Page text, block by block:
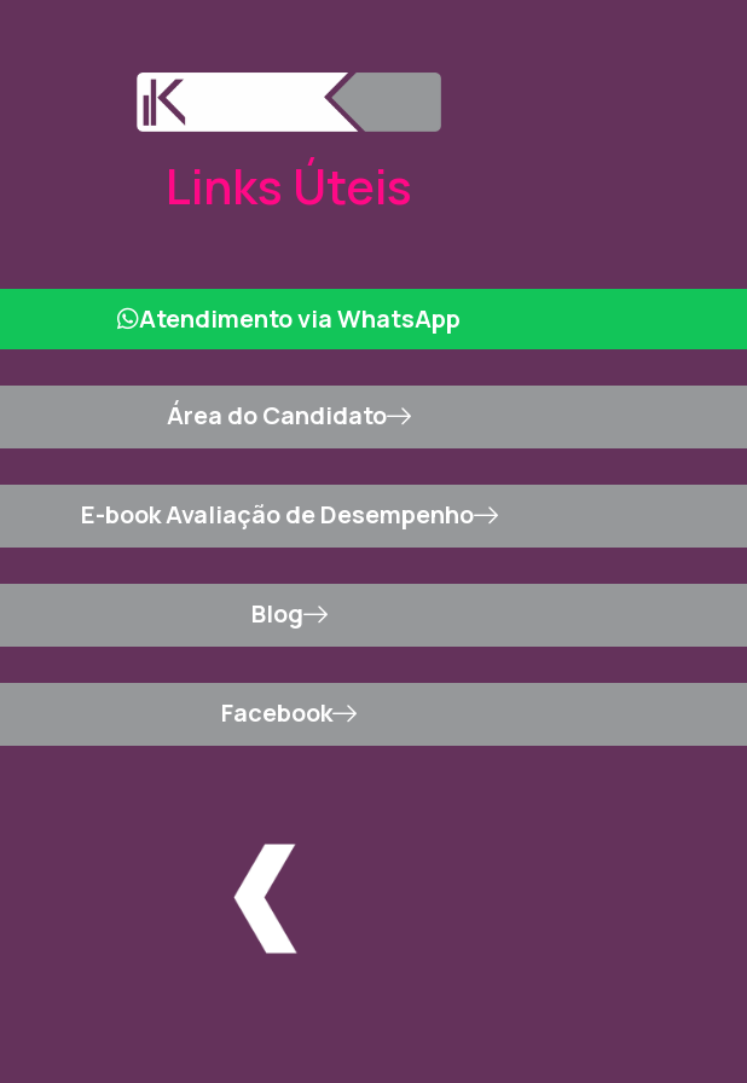
Links Úteis
Atendimento via WhatsApp
Área do Candidato
E-book Avaliação de Desempenho
Blog
Facebook